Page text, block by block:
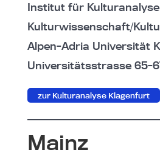
Institut für
Kulturwissenschaft/
Alpen-Adria Universität
Universitätsstrasse 65-
zur Kulturanalyse Klagenfurt
Mainz